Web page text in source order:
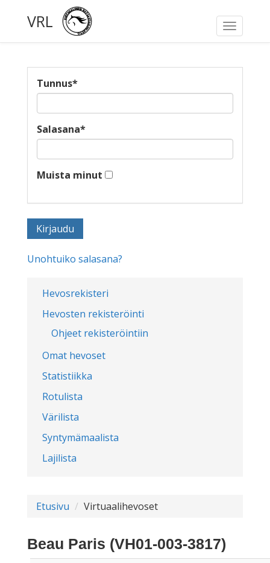
Toggle
VRL
Hevosrekisteri
Hevosten rekisteröinti
Ohjeet rekisteröintiin
Omat hevoset
Statistiikka
Rotulista
Värilista
Syntymämaalista
Lajilista
Tunnus*
Salasana*
Muista minut
Unohtuiko salasana?
Etusivu Virtuaalihevoset
Beau Paris (VH01-003-3817)